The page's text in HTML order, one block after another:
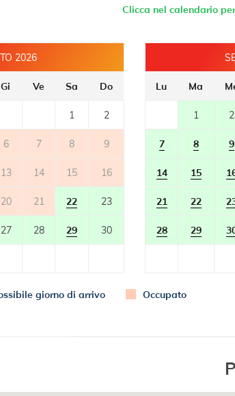
l
2
Clicca nel calendario
2026
Gi Ve Sa Do
1 2
6 7 8 9
13 14 15 16
20 21 22 23
27 28 29 30
Lu Ma
1 2
7 8 9
14 15
21 22
28 29
giorno di arrivo Occupato